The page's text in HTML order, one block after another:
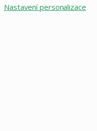
Nastavení personalizace